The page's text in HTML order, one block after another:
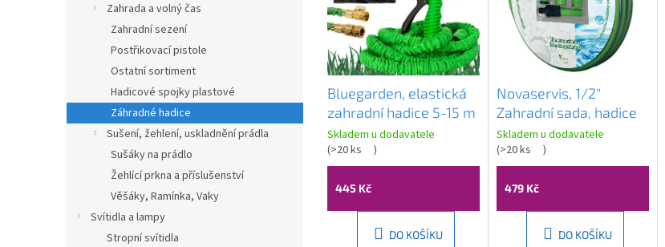
Zahrada a volný čas
Zahradní sezení
Postřikovací pistole
Ostatní sortiment
Hadicové spojky plastové
Záhradné hadice
Sušení, žehlení, uskladnění prádla
Sušáky na prádlo
Žehlící prkna a příslušenství
Věšáky, Ramínka, Vaky
Svítidla a lampy
Stropní svítidla
p
Bluegarden, elastická
zahradní hadice 5-15 m
+ postřikovací pistole
P20011, zelená, OGR-
00116
Skladem u dodavatele
(>20 ks )
445 Kč
DO KOŠÍKU
Novaservis, 1/2"
Zahradní sada, hadice
15m plast, DY5115S
Skladem u dodavatele
(>20 ks )
479 Kč
DO KOŠÍKU